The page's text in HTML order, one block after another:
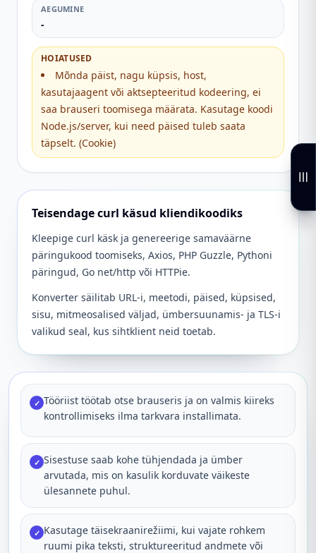
AEGUMINE
-
HOIATUSED
Mõnda päist, nagu küpsis, host,
kasutajaagent või aktsepteeritud kodeering, ei
saa brauseri toomisega määrata. Kasutage koodi
Node.js/server, kui need päised tuleb saata
täpselt. (Cookie)
Teisendage curl käsud kliendikoodiks
Kleepige curl käsk ja genereerige samaväärne
päringukood toomiseks, Axios, PHP Guzzle, Pythoni
päringud, Go net/http või HTTPie.
Konverter säilitab URL-i, meetodi, päised, küpsised,
sisu, mitmeosalised väljad, ümbersuunamis- ja TLS-i
valikud seal, kus sihtklient neid toetab.
✓ Tööriist töötab otse brauseris ja on valmis kiireks
kontrollimiseks ilma tarkvara installimata.
✓ Sisestuse saab kohe tühjendada ja ümber
arvutada, mis on kasulik korduvate väikeste
ülesannete puhul.
✓ Kasutage täisekraanirežiimi, kui vajate rohkem
ruumi pika teksti, struktureeritud andmete või